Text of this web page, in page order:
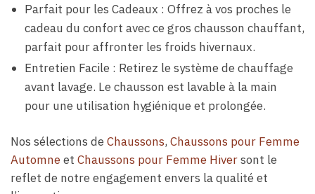
Parfait pour les Cadeaux : Offrez à vos proches le
cadeau du confort avec ce gros chausson chauffant,
parfait pour affronter les froids hivernaux.
Entretien Facile : Retirez le système de chauffage
avant lavage. Le chausson est lavable à la main
pour une utilisation hygiénique et prolongée.
Nos sélections deChaussons, Chaussons pour Femme
Automneet Chaussons pour Femme Hiversont le
reflet de notre engagement envers la qualité et